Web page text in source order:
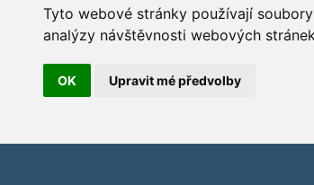
Tyto webové stránky používají
analýzy návštěvnosti webových
OK Upravit mé předvolby